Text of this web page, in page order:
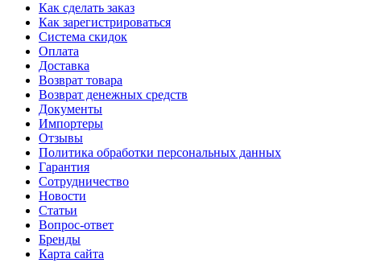
Как сделать заказ
Как зарегистрироваться
Система скидок
Оплата
Доставка
Возврат товара
Возврат денежных средств
Документы
Импортеры
Отзывы
Политика обработки персональных данных
Гарантия
Сотрудничество
Новости
Статьи
Вопрос-ответ
Бренды
Карта сайта